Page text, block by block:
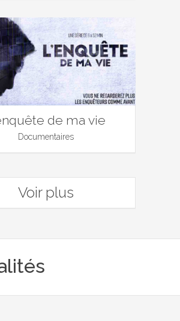
de ma vie
Documentaires
Voir plus